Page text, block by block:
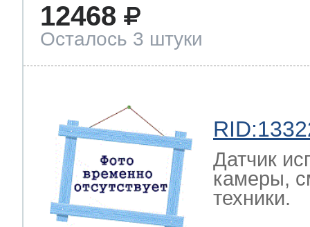
12468
Осталось 3 штуки
Датчик
камеры,
техники.